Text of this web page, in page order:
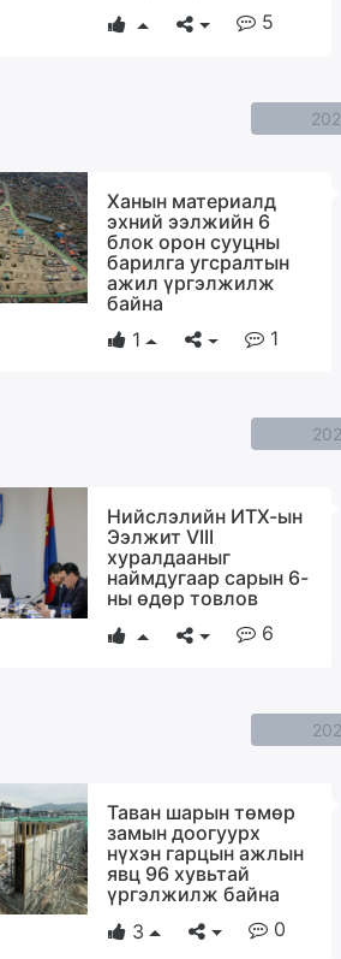
5
Ханын материалд
эхний ээлжийн 6
блок орон сууцны
барилга угсралтын
ажил үргэлжилж
байна
1
1
Нийслэлийн ИТХ-ын
Ээлжит VIII
хуралдааныг
наймдугаар сарын 6-
ны өдөр товлов
6
Таван шарын төмөр
замын доогуурх
нүхэн гарцын ажлын
явц 96 хувьтай
үргэлжилж байна
3
0